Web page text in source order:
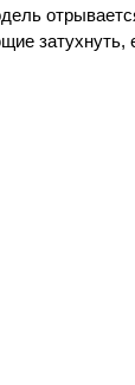
затухнуть,